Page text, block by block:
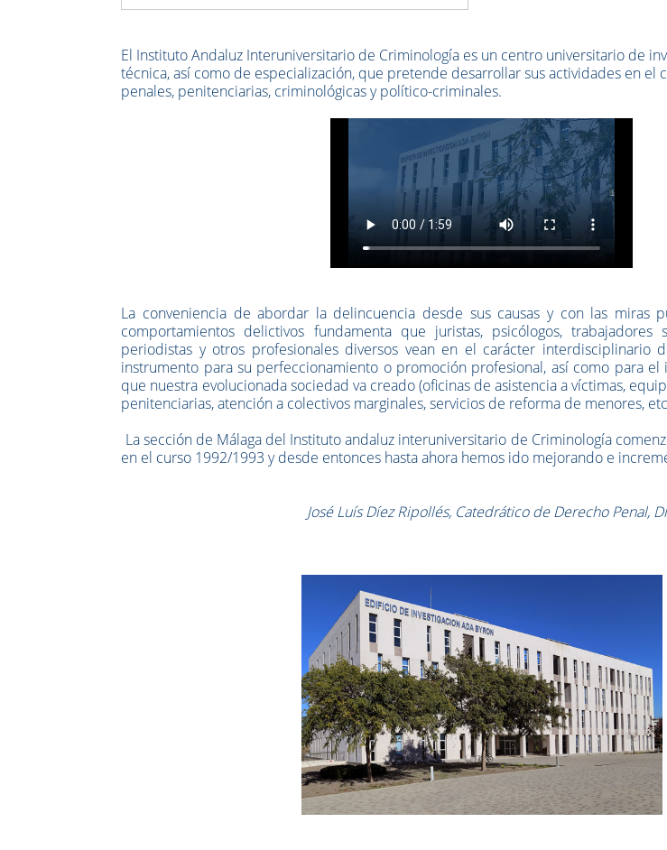
El Instituto Andaluz Interuniversitario de Criminología es un centro universitario de
técnica, así como de especialización, que pretende desarrollar sus actividades en el
penales, penitenciarias, criminológicas y político-criminales.
La conveniencia de abordar la delincuencia desde sus causas y con las miras
comportamientos delictivos fundamenta que juristas, psicólogos, trabajadores
periodistas y otros profesionales diversos vean en el carácter interdisciplinario
instrumento para su perfeccionamiento o promoción profesional, así como para el
que nuestra evolucionada sociedad va creado (oficinas de asistencia a víctimas,
penitenciarias, atención a colectivos marginales, servicios de reforma de menores,
La sección de Málaga del Instituto andaluz interuniversitario de Criminología
en el curso 1992/1993 y desde entonces hasta ahora hemos ido mejorando e
José Luís Díez Ripollés, Catedrático de Derecho Penal,